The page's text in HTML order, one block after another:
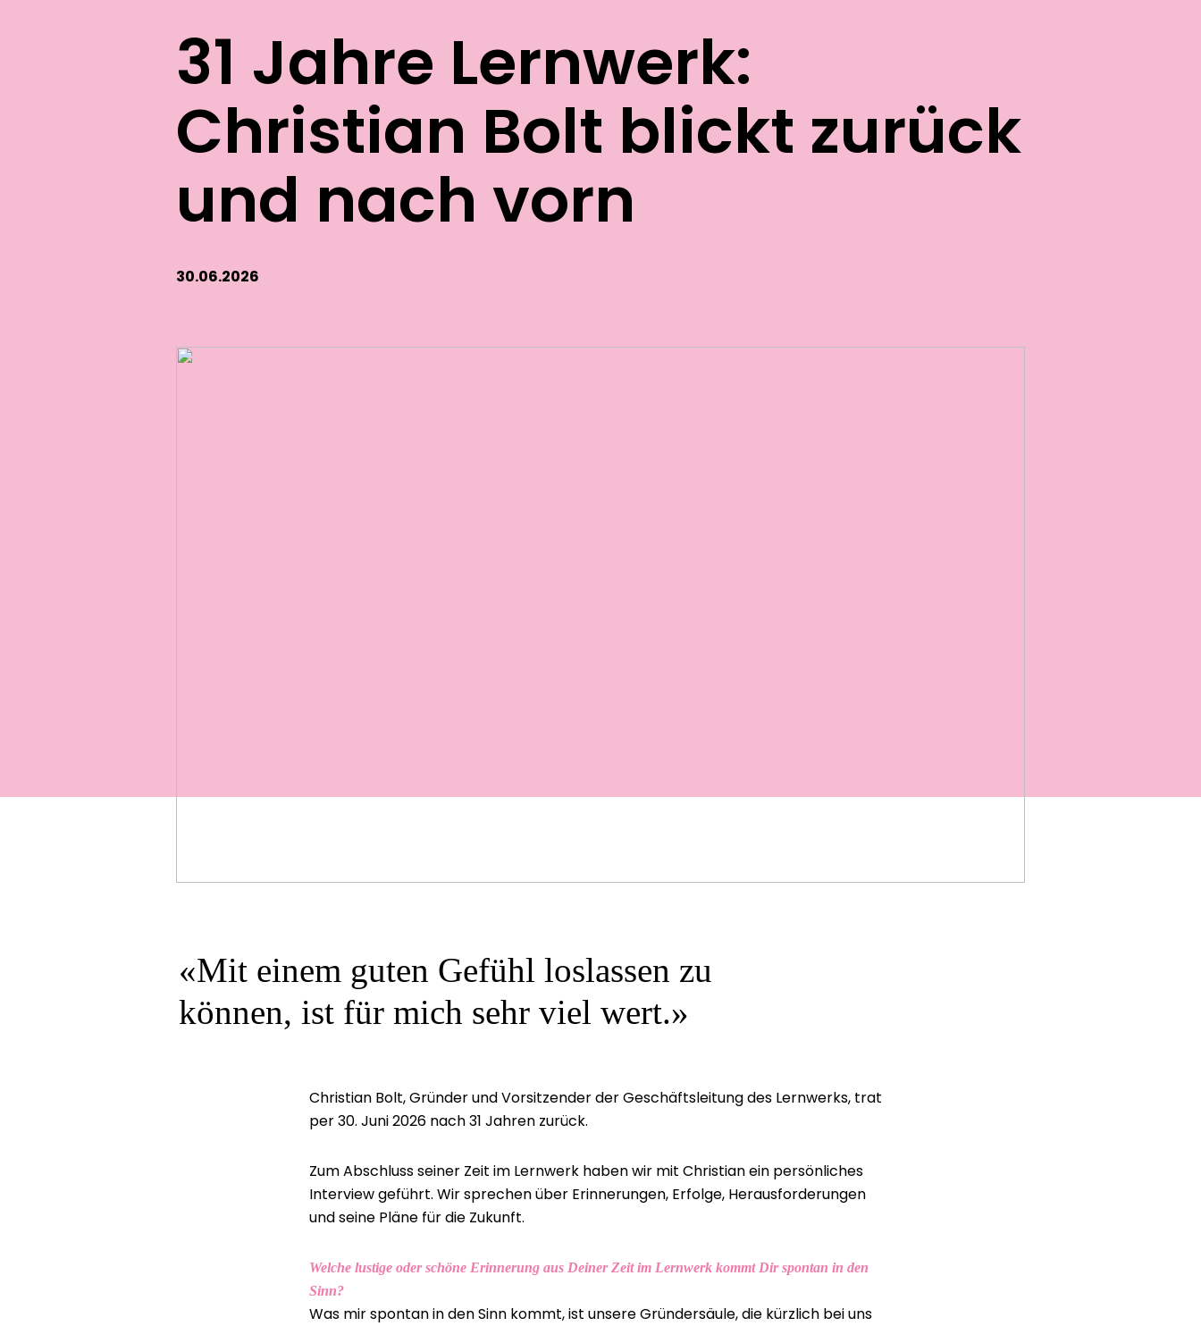
31 Jahre Lernwerk:
Christian Bolt blickt zurück
und nach vorn
30.06.2026
«Mit einem guten Gefühl loslassen zu
können, ist für mich sehr viel wert.»
Christian Bolt, Gründer und Vorsitzender der Geschäftsleitung des Lernwerks, trat
per 30. Juni 2026 nach 31 Jahren zurück.
Zum Abschluss seiner Zeit im Lernwerk haben wir mit Christian ein persönliches
Interview geführt. Wir sprechen über Erinnerungen, Erfolge, Herausforderungen
und seine Pläne für die Zukunft.
Welche lustige oder schöne Erinnerung aus Deiner Zeit im Lernwerk kommt Dir spontan in den
Sinn?
Was mir spontan in den Sinn kommt, ist unsere Gründersäule, die kürzlich bei uns